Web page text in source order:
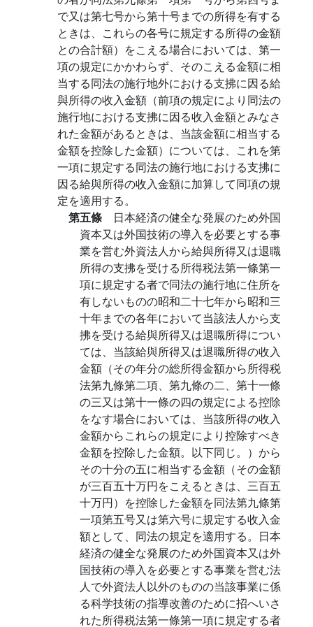
で又は第七号から第十号までの所得を有する
ときは、これらの各号に規定する所得の金額
との合計額）をこえる場合においては、第一
項の規定にかかわらず、そのこえる金額に相
当する同法の施行地外における支拂に因る給
與所得の收入金額（前項の規定により同法の
施行地における支拂に因る收入金額とみなさ
れた金額があるときは、当該金額に相当する
金額を控除した金額）については、これを第
一項に規定する同法の施行地における支拂に
因る給與所得の收入金額に加算して同項の規
定を適用する。
第五條 日本経済の健全な発展のため外国
資本又は外国技術の導入を必要とする事
業を営む外資法人から給與所得又は退職
所得の支拂を受ける所得税法第一條第一
項に規定する者で同法の施行地に住所を
有しないものの昭和二十七年から昭和三
十年までの各年において当該法人から支
拂を受ける給與所得又は退職所得につい
ては、当該給與所得又は退職所得の收入
金額（その年分の総所得金額から所得税
法第九條第二項、第九條の二、第十一條
の三又は第十一條の四の規定による控除
をなす場合においては、当該所得の收入
金額からこれらの規定により控除すべき
金額を控除した金額。以下同じ。）から
その十分の五に相当する金額（その金額
が三百五十万円をこえるときは、三百五
十万円）を控除した金額を同法第九條第
一項第五号又は第六号に規定する收入金
額として、同法の規定を適用する。日本
経済の健全な発展のため外国資本又は外
国技術の導入を必要とする事業を営む法
人で外資法人以外のものの当該事業に係
る科学技術の指導改善のために招へいさ
れた所得税法第一條第一項に規定する者